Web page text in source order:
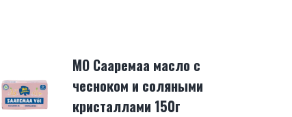
МО Сааремаа масло с
чесноком и соляными
кристаллами 150г